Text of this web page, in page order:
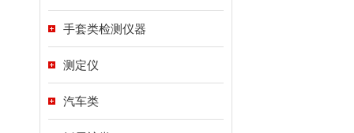
手套类检测仪器
测定仪
汽车类